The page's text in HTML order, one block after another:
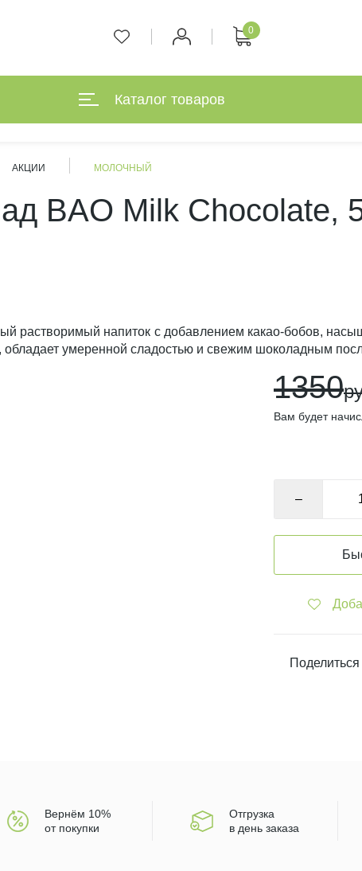
0
Каталог товаров
АКЦИИ МОЛОЧНЫЙ
BAO Milk Chocolate,
растворимый напиток с добавлением какао-бобов,
обладает умеренной сладостью и свежим шоколадным
1350
Вам будет
–
Вернём 10%
от покупки
Отгрузка
в день заказа